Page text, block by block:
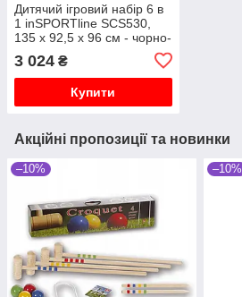
Дитячий ігровий набір 6 в
1 inSPORTline SCS530,
135 x 92,5 x 96 см - чорно-
3 024 ₴
Купити
Акційні пропозиції та новинки
–10% –10%